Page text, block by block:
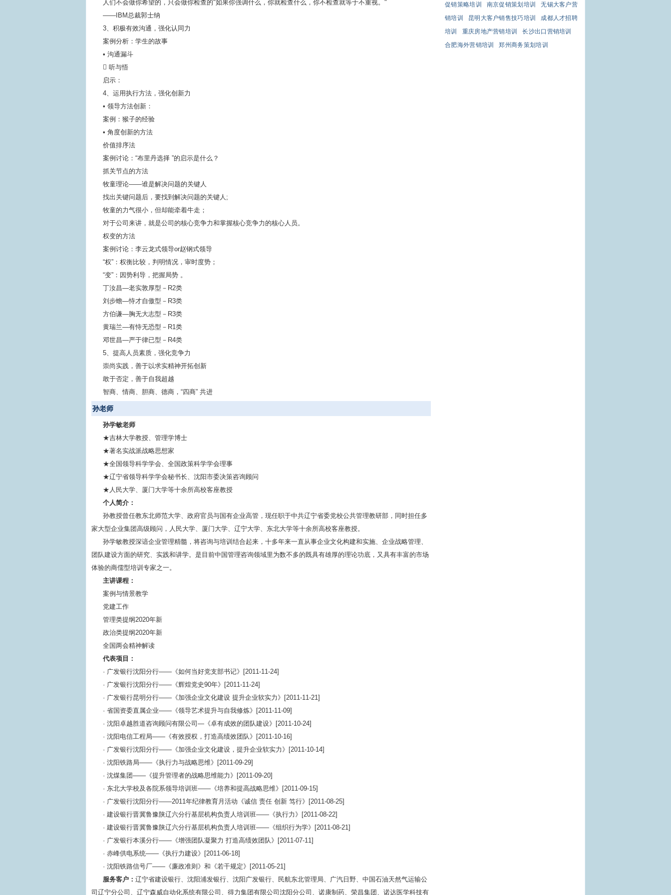
人们不会做你希望的，只会做你检查的"如果你强调什么，你就检查什么，你不检查就等于不重视。"
——IBM总裁郭士纳
3、积极有效沟通，强化认同力
案例分析：学生的故事
• 沟通漏斗
 听与悟
启示：
4、运用执行方法，强化创新力
• 领导方法创新：
案例：猴子的经验
• 角度创新的方法
价值排序法
案例讨论：“布里丹选择 ”的启示是什么？
抓关节点的方法
牧童理论——谁是解决问题的关键人
找出关键问题后，要找到解决问题的关键人;
牧童的力气很小，但却能牵着牛走；
对于公司来讲，就是公司的核心竞争力和掌握核心竞争力的核心人员。
权变的方法
案例讨论：李云龙式领导or赵钢式领导
“权”：权衡比较，判明情况，审时度势；
“变”：因势利导，把握局势 。
丁汝昌—老实敦厚型－R2类
刘步蟾—恃才自傲型－R3类
方伯谦—胸无大志型－R3类
黄瑞兰—有恃无恐型－R1类
邓世昌—严于律已型－R4类
5、提高人员素质，强化竞争力
崇尚实践，善于以求实精神开拓创新
敢于否定，善于自我超越
智商、情商、胆商、德商，“四商” 共进
孙老师
孙学敏老师
★吉林大学教授、管理学博士
★著名实战派战略思想家
★全国领导科学学会、全国政策科学学会理事
★辽宁省领导科学学会秘书长、沈阳市委决策咨询顾问
★人民大学、厦门大学等十余所高校客座教授
个人简介：
孙教授曾任教东北师范大学、政府官员与国有企业高管，现任职于中共辽宁省委党校公共管理教研部，同时担任多
家大型企业集团高级顾问，人民大学、厦门大学、辽宁大学、东北大学等十余所高校客座教授。
孙学敏教授深谙企业管理精髓，将咨询与培训结合起来，十多年来一直从事企业文化构建和实施、企业战略管理、
团队建设方面的研究、实践和讲学。是目前中国管理咨询领域里为数不多的既具有雄厚的理论功底，又具有丰富的市场
体验的商儒型培训专家之一。
主讲课程：
案例与情景教学
党建工作
管理类提纲2020年新
政治类提纲2020年新
全国两会精神解读
代表项目：
· 广发银行沈阳分行——《如何当好党支部书记》[2011-11-24]
· 广发银行沈阳分行——《辉煌党史90年》[2011-11-24]
· 广发银行昆明分行——《加强企业文化建设 提升企业软实力》[2011-11-21]
· 省国资委直属企业——《领导艺术提升与自我修炼》[2011-11-09]
· 沈阳卓越胜道咨询顾问有限公司—《卓有成效的团队建设》[2011-10-24]
· 沈阳电信工程局——《有效授权，打造高绩效团队》[2011-10-16]
· 广发银行沈阳分行——《加强企业文化建设，提升企业软实力》[2011-10-14]
· 沈阳铁路局——《执行力与战略思维》[2011-09-29]
· 沈煤集团——《提升管理者的战略思维能力》[2011-09-20]
· 东北大学校及各院系领导培训班——《培养和提高战略思维》[2011-09-15]
· 广发银行沈阳分行——2011年纪律教育月活动《诚信 责任 创新 笃行》[2011-08-25]
· 建设银行晋冀鲁豫陕辽六分行基层机构负责人培训班——《执行力》[2011-08-22]
· 建设银行晋冀鲁豫陕辽六分行基层机构负责人培训班——《组织行为学》[2011-08-21]
· 广发银行本溪分行——《增强团队凝聚力 打造高绩效团队》[2011-07-11]
· 赤峰供电系统——《执行力建设》[2011-06-18]
· 沈阳铁路信号厂——《廉政准则》和《若干规定》[2011-05-21]
服务客户：辽宁省建设银行、沈阳浦发银行、沈阳广发银行、民航东北管理局、广汽日野、中国石油天然气运输公
司辽宁分公司、辽宁森威自动化系统有限公司、得力集团有限公司沈阳分公司、诺康制药、荣昌集团、诺达医学科技有
促销策略培训 南京促销策划培训
无锡大客户营
销培训
昆明大客户销售技巧培训
成都人才招聘
培训
重庆房地产营销培训
长沙出口营销培训
合肥海外营销培训
郑州商务策划培训